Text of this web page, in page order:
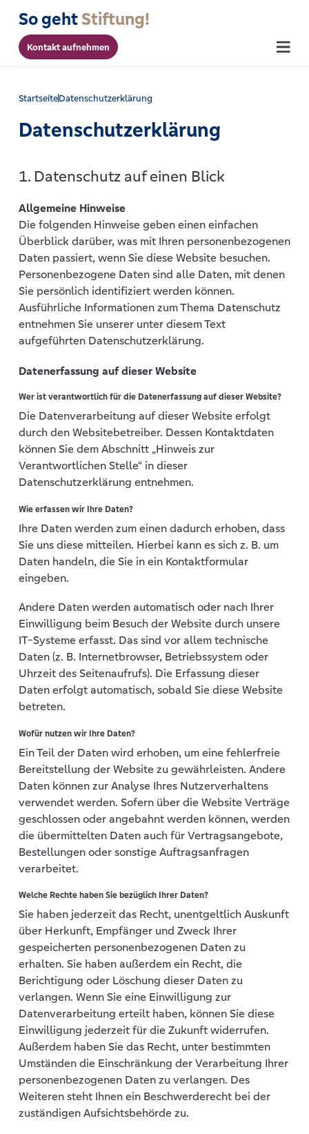
So gehtStiftung!
Kontakt aufnehmen Menu
StartseiteDatenschutzerklärung
Datenschutzerklärung
1. Datenschutz auf einen Blick
Allgemeine Hinweise
Die folgenden Hinweise geben einen einfachen
Überblick darüber, was mit Ihren personenbezogenen
Daten passiert, wenn Sie diese Website besuchen.
Personenbezogene Daten sind alle Daten, mit denen
Sie persönlich identifiziert werden können.
Ausführliche Informationen zum Thema Datenschutz
entnehmen Sie unserer unter diesem Text
aufgeführten Datenschutzerklärung.
Datenerfassung auf dieser Website
Wer ist verantwortlich für die Datenerfassung auf dieser Website?
Die Datenverarbeitung auf dieser Website erfolgt
durch den Websitebetreiber. Dessen Kontaktdaten
können Sie dem Abschnitt „Hinweis zur
Verantwortlichen Stelle“ in dieser
Datenschutzerklärung entnehmen.
Wie erfassen wir Ihre Daten?
Ihre Daten werden zum einen dadurch erhoben, dass
Sie uns diese mitteilen. Hierbei kann es sich z. B. um
Daten handeln, die Sie in ein Kontaktformular
eingeben.
Andere Daten werden automatisch oder nach Ihrer
Einwilligung beim Besuch der Website durch unsere
IT-Systeme erfasst. Das sind vor allem technische
Daten (z. B. Internetbrowser, Betriebssystem oder
Uhrzeit des Seitenaufrufs). Die Erfassung dieser
Daten erfolgt automatisch, sobald Sie diese Website
betreten.
Wofür nutzen wir Ihre Daten?
Ein Teil der Daten wird erhoben, um eine fehlerfreie
Bereitstellung der Website zu gewährleisten. Andere
Daten können zur Analyse Ihres Nutzerverhaltens
verwendet werden. Sofern über die Website Verträge
geschlossen oder angebahnt werden können, werden
die übermittelten Daten auch für Vertragsangebote,
Bestellungen oder sonstige Auftragsanfragen
verarbeitet.
Welche Rechte haben Sie bezüglich Ihrer Daten?
Sie haben jederzeit das Recht, unentgeltlich Auskunft
über Herkunft, Empfänger und Zweck Ihrer
gespeicherten personenbezogenen Daten zu
erhalten. Sie haben außerdem ein Recht, die
Berichtigung oder Löschung dieser Daten zu
verlangen. Wenn Sie eine Einwilligung zur
Datenverarbeitung erteilt haben, können Sie diese
Einwilligung jederzeit für die Zukunft widerrufen.
Außerdem haben Sie das Recht, unter bestimmten
Umständen die Einschränkung der Verarbeitung Ihrer
personenbezogenen Daten zu verlangen. Des
Weiteren steht Ihnen ein Beschwerderecht bei der
zuständigen Aufsichtsbehörde zu.